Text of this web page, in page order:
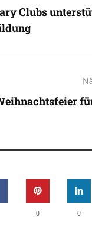
Clubs
0 0